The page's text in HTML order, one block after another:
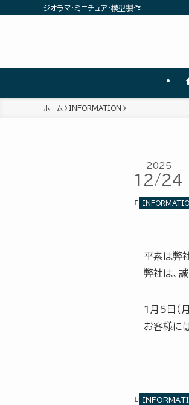
ジオラマ・ミニチュア・模型製作
ホーム INFORMATION
2025
12/24
平素は弊
弊社は、
1月5日（
お客様に